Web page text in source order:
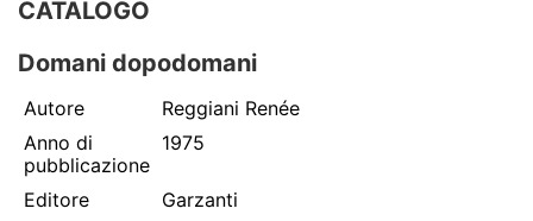
CATALOGO
Domani dopodomani
Autore
Reggiani Renée
Anno di
pubblicazione
1975
Editore
Garzanti